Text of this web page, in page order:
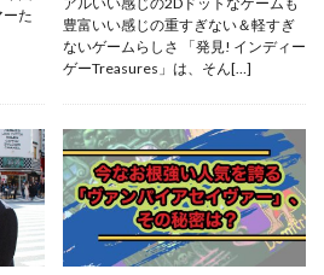
た
豊富いい感じの重すぎない＆軽すぎ
ないゲームらしさ 「発見! インディー
ゲーTreasures」は、そん[…]